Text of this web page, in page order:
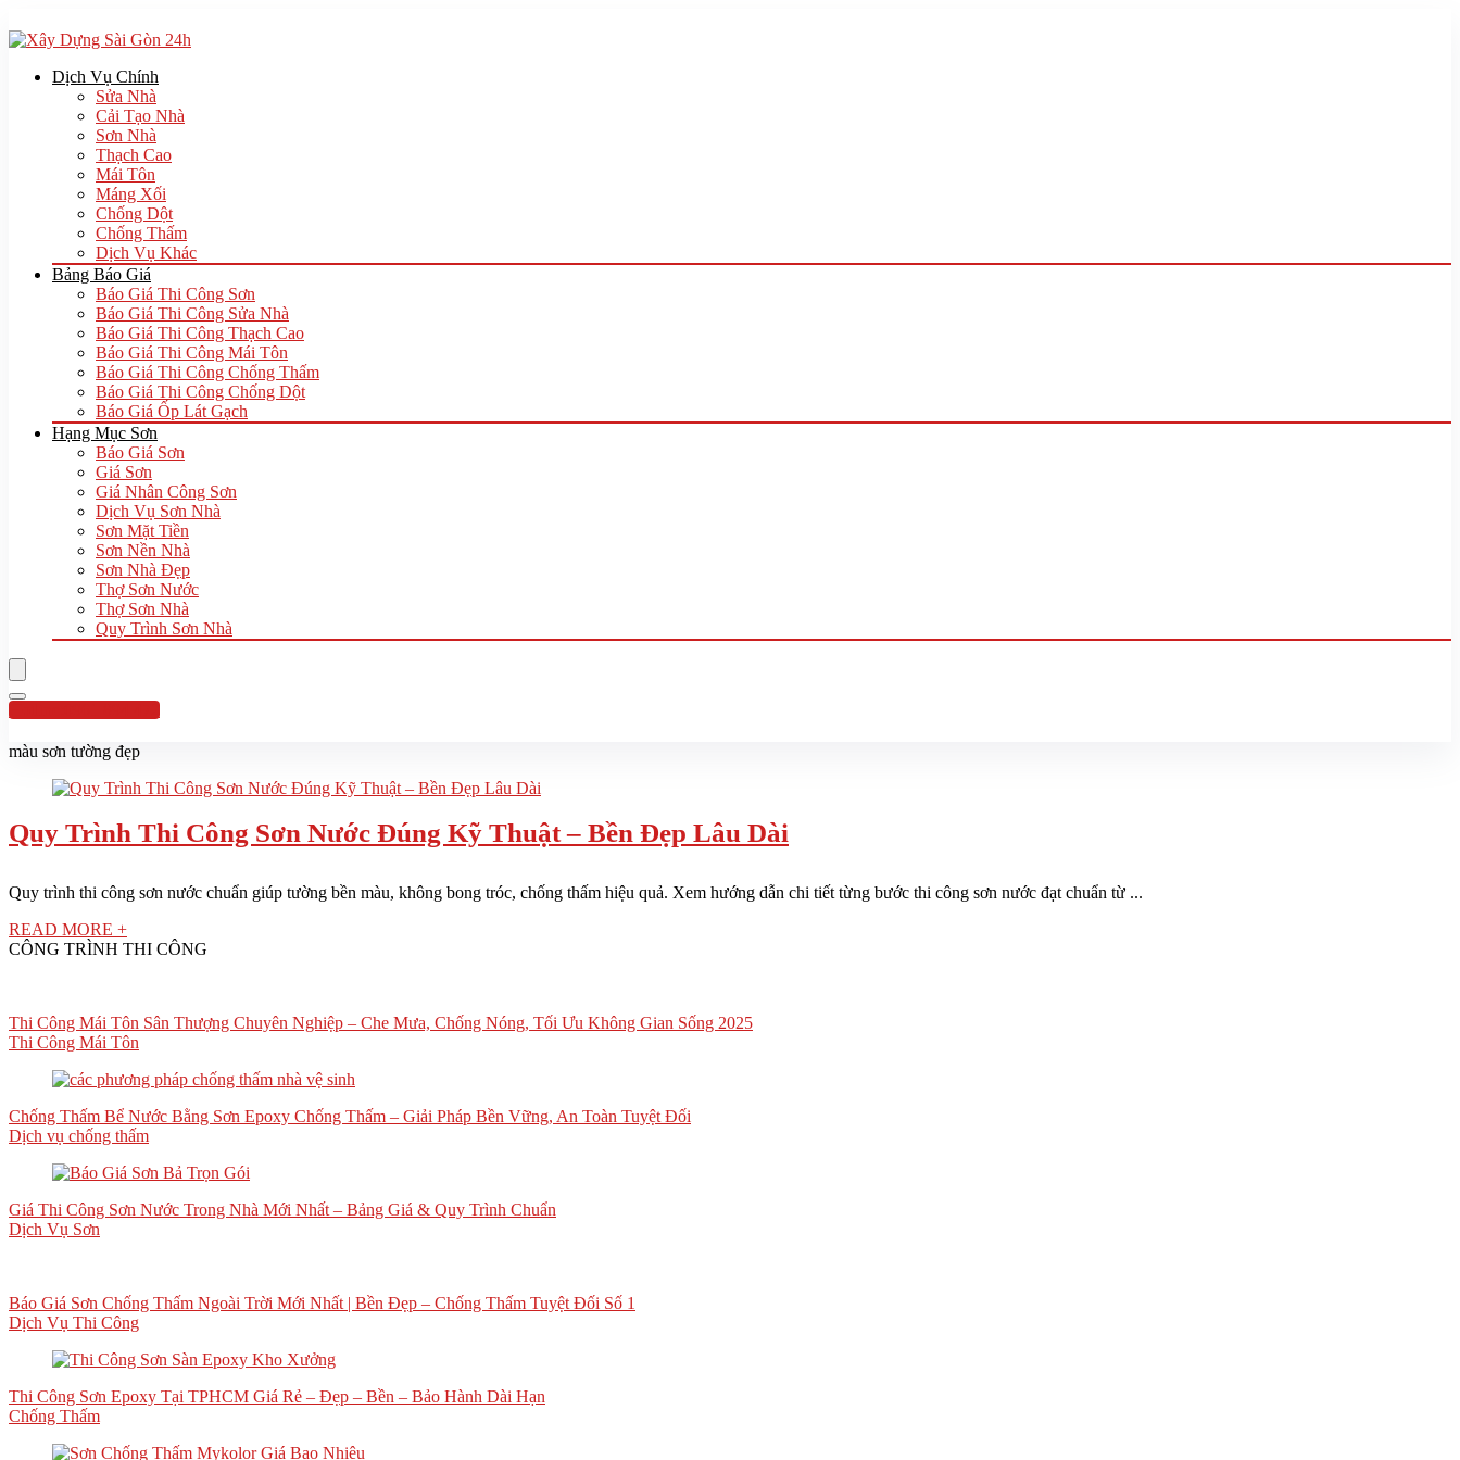
Dịch Vụ Chính
Sửa Nhà
Cải Tạo Nhà
Sơn Nhà
Thạch Cao
Mái Tôn
Máng Xối
Chống Dột
Chống Thấm
Dịch Vụ Khác
Bảng Báo Giá
Báo Giá Thi Công Sơn
Báo Giá Thi Công Sửa Nhà
Báo Giá Thi Công Thạch Cao
Báo Giá Thi Công Mái Tôn
Báo Giá Thi Công Chống Thấm
Báo Giá Thi Công Chống Dột
Báo Giá Ốp Lát Gạch
Hạng Mục Sơn
Báo Giá Sơn
Giá Sơn
Giá Nhân Công Sơn
Dịch Vụ Sơn Nhà
Sơn Mặt Tiền
Sơn Nền Nhà
Sơn Nhà Đẹp
Thợ Sơn Nước
Thợ Sơn Nhà
Quy Trình Sơn Nhà
Hotline:0961 894 472
màu sơn tường đẹp
Quy Trình Thi Công Sơn Nước Đúng Kỹ Thuật – Bền Đẹp Lâu Dài
Quy trình thi công sơn nước chuẩn giúp tường bền màu, không bong tróc, chống thấm hiệu quả. Xem hướng dẫn chi tiết từng bước thi công sơn nước đạt chuẩn từ ...
READ MORE +
CÔNG TRÌNH THI CÔNG
Thi Công Mái Tôn Sân Thượng Chuyên Nghiệp – Che Mưa, Chống Nóng, Tối Ưu Không Gian Sống 2025
Thi Công Mái Tôn
Chống Thấm Bể Nước Bằng Sơn Epoxy Chống Thấm – Giải Pháp Bền Vững, An Toàn Tuyệt Đối
Dịch vụ chống thấm
Giá Thi Công Sơn Nước Trong Nhà Mới Nhất – Bảng Giá & Quy Trình Chuẩn
Dịch Vụ Sơn
Báo Giá Sơn Chống Thấm Ngoài Trời Mới Nhất | Bền Đẹp – Chống Thấm Tuyệt Đối Số 1
Dịch Vụ Thi Công
Thi Công Sơn Epoxy Tại TPHCM Giá Rẻ – Đẹp – Bền – Bảo Hành Dài Hạn
Chống Thấm